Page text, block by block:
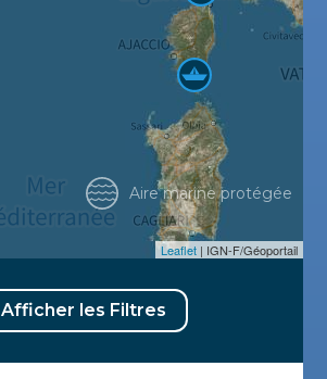
Leaflet | IGN-F/Géoportail
Aire marine protégée
Afficher les Filtres